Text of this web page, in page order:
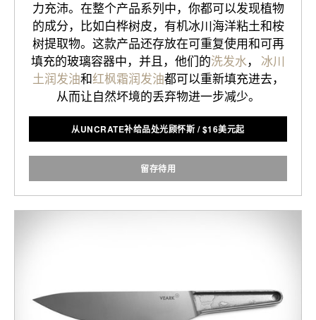
力充沛。在整个产品系列中，你都可以发现植物
的成分，比如白桦树皮，有机冰川海洋粘土和桉
树提取物。这款产品还存放在可重复使用和可再
填充的玻璃容器中，并且，他们的洗发水 ，
冰川
土润发油和红枫霜润发油都可以重新填充进去，
从而让自然坏境的丢弃物进一步减少。
从UNCRATE补给品处光顾怀斯 /$16美元起
留存待用